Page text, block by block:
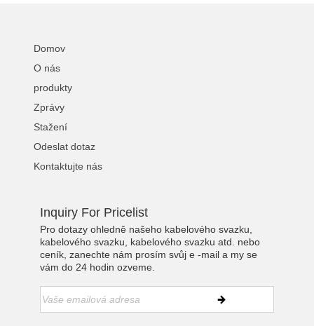
Domov
O nás
produkty
Zprávy
Stažení
Odeslat dotaz
Kontaktujte nás
Inquiry For Pricelist
Pro dotazy ohledně našeho kabelového svazku,
kabelového svazku, kabelového svazku atd. nebo
ceník, zanechte nám prosím svůj e -mail a my se
vám do 24 hodin ozveme.